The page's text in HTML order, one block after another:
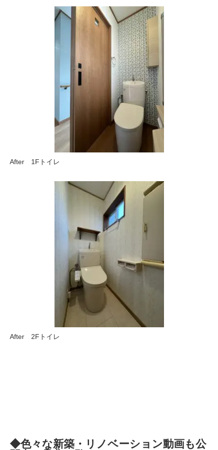
After 1Fトイレ
After 2Fトイレ
◆色々な新築・リノベーション動画も公